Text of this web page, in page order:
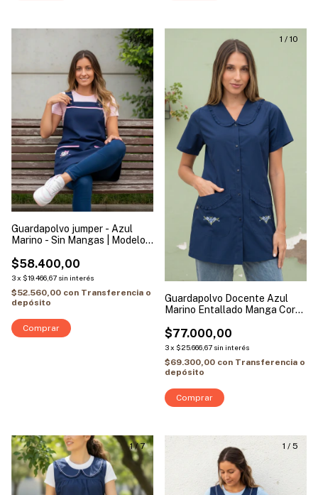
1/4
Guardapolvo jumper - Azul
Marino - Sin Mangas | Modelo
$58.400,00
3x $19.466,67 sin interés
$52.560,00 con Transferencia o
depósito
Comprar
1 / 10
Guardapolvo Docente Azul
Marino Entallado Manga Corta
$77.000,00
3x $25.666,67 sin interés
$69.300,00 con Transferencia o
depósito
Comprar
1/7 1 / 5